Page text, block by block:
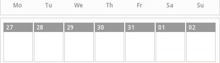
Mo Tu We Th Fr Sa Su
27 28 29 30 31 01 02